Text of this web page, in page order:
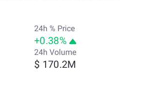
24h % Price
+0.38%
24h Volume
$ 170.2M